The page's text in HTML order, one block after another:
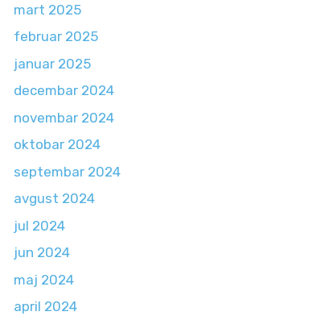
mart 2025
februar 2025
januar 2025
decembar 2024
novembar 2024
oktobar 2024
septembar 2024
avgust 2024
jul 2024
jun 2024
maj 2024
april 2024